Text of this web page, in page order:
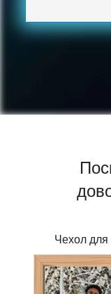
Чехол для